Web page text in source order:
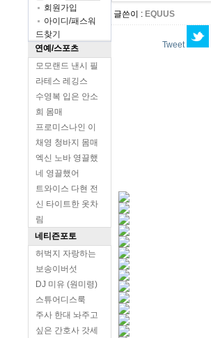
회원가입
아이디/패스워
드찾기
연예/스포츠
모모랜드 낸시 필
라테스 레깅스
수영복 입은 안소
희 몸매
프로미스나인 이
채영 청바지 몸매
엑신 노바 영끌했
네 영끌했어
트와이스 다현 전
신 타이트한 옷차
림
네티즌포토
허벅지 자랑하는
보송이버섯
DJ 미유 (원미령)
스튜어디스룩
주사 한대 놔주고
싶은 간호사 갓세
글쓴이 : EQUUS
Tweet